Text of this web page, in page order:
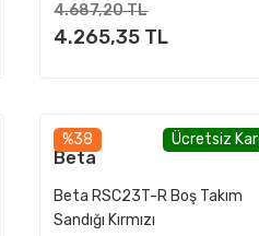
4.687,20 TL
4.265,35 TL
%38 Ücretsiz
Beta
Beta RSC23T-R Boş Takım
Sandığı Kırmızı